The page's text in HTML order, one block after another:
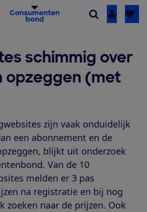
Inloggen
schimmig over
opzeggen (met
zijn vaak onduidelijk
een abonnement en de
blijkt uit onderzoek
Van de 10
melden er 3 pas
na registratie en bij nog
zoeken naar de prijzen. Ook